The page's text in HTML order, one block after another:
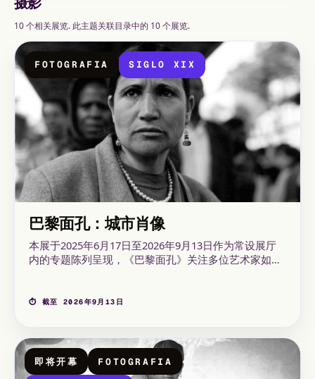
10 个相关展览. 此主题关联目录中的 10 个展览.
FOTOGRAFIA SIGLO XIX
巴黎面孔：城市肖像
本展于2025年6月17日至2026年9月13日作为常设展厅
内的专题陈列呈现，《巴黎面孔》关注多位艺术家如何
⏱ 截至 2026年9月13日
即将开幕 FOTOGRAFIA